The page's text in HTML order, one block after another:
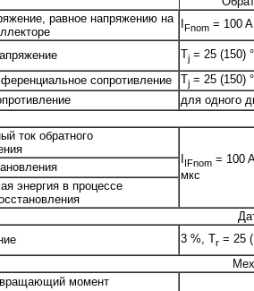
равное напряжению на
Fnom = 100
Tj = 25 (150)
сопротивление Tj = 25 (150)
для одного
ток обратного
IFnom = 100
мкс
энергия в процессе
3 %, Tr = 25
момент